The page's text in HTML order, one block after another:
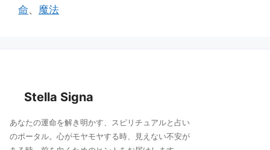
命、 魔法
Stella Signa
あなたの運命を解き明かす、スピリチュアルと占い
のポータル。心がモヤモヤする時、見えない不安が